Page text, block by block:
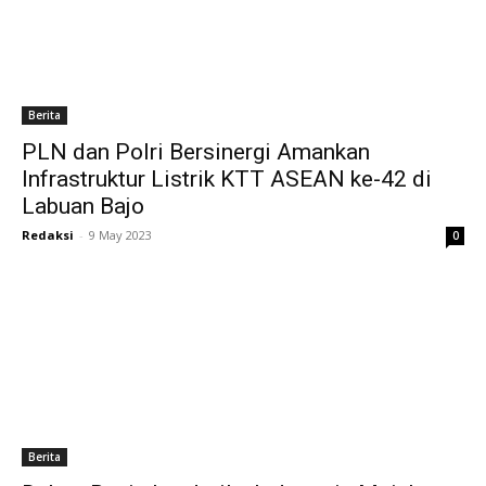
Berita
PLN dan Polri Bersinergi Amankan
Infrastruktur Listrik KTT ASEAN ke-42 di
Labuan Bajo
Redaksi - 9 May 2023 0
Berita